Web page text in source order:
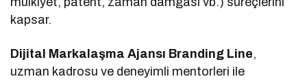
kapsar.
Dijital Markalaşma Ajansı Branding Line,
uzman kadrosu ve deneyimli mentorleri ile